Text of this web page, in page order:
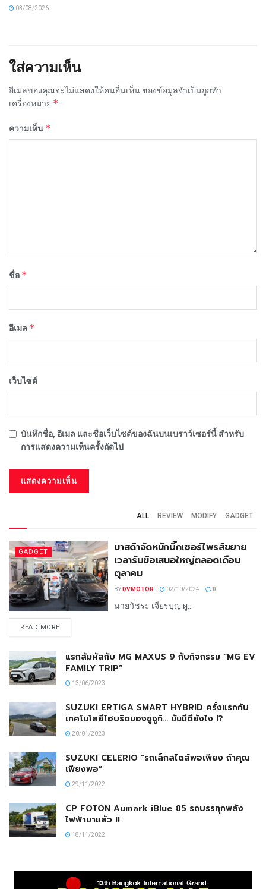
03/08/2026
ใส่ความเห็น
อีเมลของคุณจะไม่แสดงให้คนอื่นเห็น ช่องข้อมูลจำเป็นถูกทำ
เครื่องหมาย *
ความเห็น *
ชื่อ *
อีเมล *
เว็บไซต์
บันทึกชื่อ, อีเมล และชื่อเว็บไซต์ของฉันบนเบราว์เซอร์นี้ สำหรับ
การแสดงความเห็นครั้งถัดไป
ALL REVIEW MODIFY GADGET
GADGET
มาสด้าจัดหนักบิ๊กเซอร์ไพรส์ขยาย
เวลารับข้อเสนอใหญ่ตลอดเดือน
ตุลาคม
BY DVMOTOR 02/10/2024 0
นายวัชระ เจียรบุญ ผู...
READ MORE
แรกสัมผัสกับ MG MAXUS 9 กับกิจกรรม “MG EV
FAMILY TRIP”
13/06/2023
SUZUKI ERTIGA SMART HYBRID ครั้งแรกกับ
เทคโนโลยีไฮบริดของซูซูกิ… มันมีดียังไง !?
20/01/2023
SUZUKI CELERIO “รถเล็กสไตล์พอเพียง ถ้าคุณ
เพียงพอ”
29/11/2022
CP FOTON Aumark iBlue 85 รถบรรทุกพลัง
ไฟฟ้ามาแล้ว !!
18/11/2022